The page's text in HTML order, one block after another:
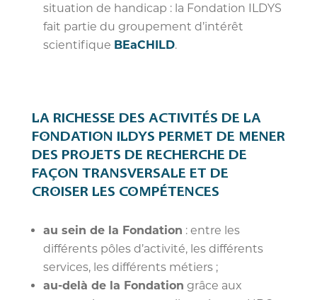
situation de handicap : la Fondation ILDYS
fait partie du groupement d’intérêt
scientifique BEaCHILD.
LA RICHESSE DES ACTIVITÉS DE LA
FONDATION ILDYS PERMET DE MENER
DES PROJETS DE RECHERCHE DE
FAÇON TRANSVERSALE ET DE
CROISER LES COMPÉTENCES
au sein de la Fondation : entre les
différents pôles d’activité, les différents
services, les différents métiers ;
au-delà de la Fondation grâce aux